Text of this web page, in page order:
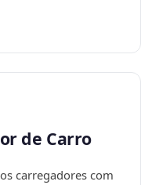
de Carro
carregadores com